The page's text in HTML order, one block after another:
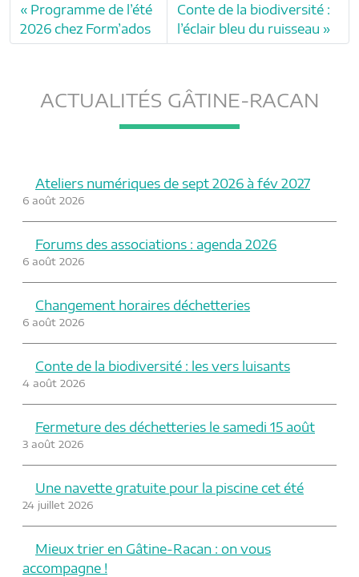
Programme de l’été
2026 chez Form’ados
Conte de la biodiversité :
l’éclair bleu du ruisseau
ACTUALITÉS GÂTINE-RACAN
Ateliers numériques de sept 2026 à fév 2027
6 août 2026
Forums des associations : agenda 2026
6 août 2026
Changement horaires déchetteries
6 août 2026
Conte de la biodiversité : les vers luisants
4 août 2026
Fermeture des déchetteries le samedi 15 août
3 août 2026
Une navette gratuite pour la piscine cet été
24 juillet 2026
Mieux trier en Gâtine-Racan : on vous
accompagne !